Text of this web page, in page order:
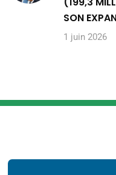
SON
1 juin 2026